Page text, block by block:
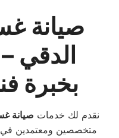
صيانة
الدقي
بخبرة
نقدم لك خدمات صيانة
متخصصين ومعتمدين في